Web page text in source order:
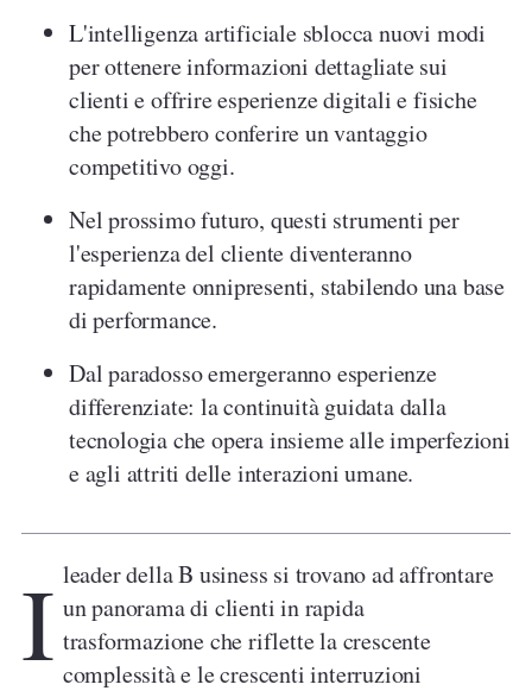
L'intelligenza artificiale sblocca nuovi modi
per ottenere informazioni dettagliate sui
clienti e offrire esperienze digitali e fisiche
che potrebbero conferire un vantaggio
competitivo oggi.
Nel prossimo futuro, questi strumenti per
l'esperienza del cliente diventeranno
rapidamente onnipresenti, stabilendo una base
di performance.
Dal paradosso emergeranno esperienze
differenziate: la continuità guidata dalla
tecnologia che opera insieme alle imperfezioni
e agli attriti delle interazioni umane.
I leader della B usiness si trovano ad affrontare
un panorama di clienti in rapida
trasformazione che riflette la crescente
complessità e le crescenti interruzioni